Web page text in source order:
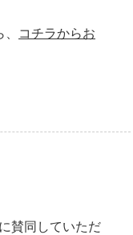
コチラからお
賛同していただ